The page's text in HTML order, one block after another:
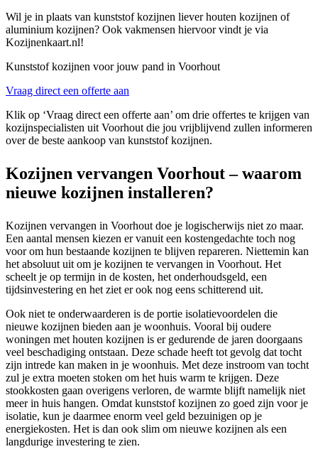
Wil je in plaats van kunststof kozijnen liever houten kozijnen of
aluminium kozijnen? Ook vakmensen hiervoor vindt je via
Kozijnenkaart.nl!
Kunststof kozijnen voor jouw pand in Voorhout
Vraag direct een offerte aan
Klik op ‘Vraag direct een offerte aan’ om drie offertes te krijgen van
kozijnspecialisten uit Voorhout die jou vrijblijvend zullen informeren
over de beste aankoop van kunststof kozijnen.
Kozijnen vervangen Voorhout – waarom
nieuwe kozijnen installeren?
Kozijnen vervangen in Voorhout doe je logischerwijs niet zo maar.
Een aantal mensen kiezen er vanuit een kostengedachte toch nog
voor om hun bestaande kozijnen te blijven repareren. Niettemin kan
het absoluut uit om je kozijnen te vervangen in Voorhout. Het
scheelt je op termijn in de kosten, het onderhoudsgeld, een
tijdsinvestering en het ziet er ook nog eens schitterend uit.
Ook niet te onderwaarderen is de portie isolatievoordelen die
nieuwe kozijnen bieden aan je woonhuis. Vooral bij oudere
woningen met houten kozijnen is er gedurende de jaren doorgaans
veel beschadiging ontstaan. Deze schade heeft tot gevolg dat tocht
zijn intrede kan maken in je woonhuis. Met deze instroom van tocht
zul je extra moeten stoken om het huis warm te krijgen. Deze
stookkosten gaan overigens verloren, de warmte blijft namelijk niet
meer in huis hangen. Omdat kunststof kozijnen zo goed zijn voor je
isolatie, kun je daarmee enorm veel geld bezuinigen op je
energiekosten. Het is dan ook slim om nieuwe kozijnen als een
langdurige investering te zien.